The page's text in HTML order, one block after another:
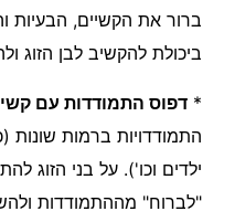
ברור את הקשיים, הבעיות
ביכולת להקשיב לבן הזוג
* דפוס התמודדות עם
התמודדויות ברמות שונות
ילדים וכו'). על בני הזוג
"לברוח" מההתמודדות